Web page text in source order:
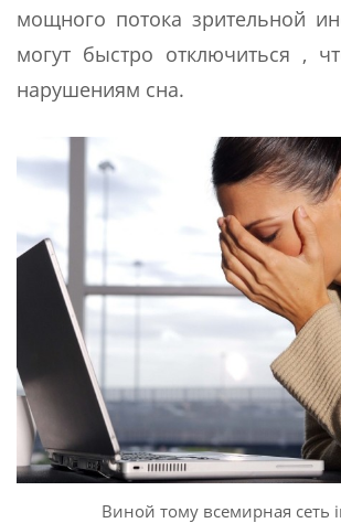
мощного потока зрительной
могут быстро отключиться ,
нарушениям сна.
Виной тому всемирная сеть